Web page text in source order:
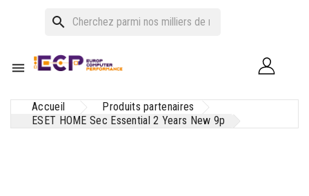
search

Accueil
Produits partenaires
ESET HOME Sec Essential 2 Years New 9p